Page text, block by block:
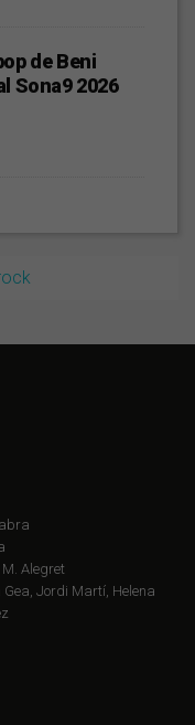
de Beni
Sona9 2026
M. Alegret
Jordi Martí, Helena